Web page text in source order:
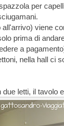
per
viene
prima di
a
nella hall ci
letti, il tavolo